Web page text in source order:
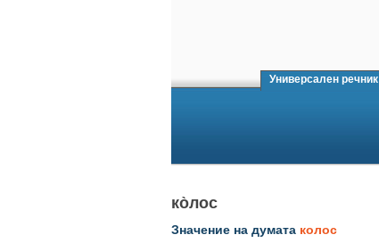
Универсален речник
ко̀лос
Значение на думата колос